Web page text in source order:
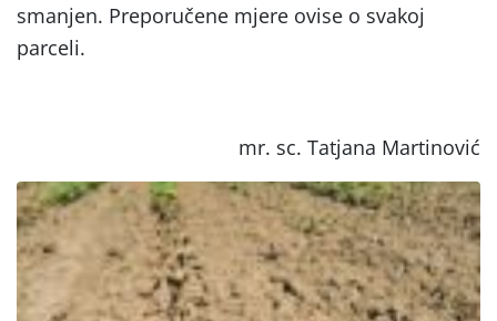
smanjen. Preporučene mjere ovise o svakoj
parceli.
mr. sc. Tatjana Martinović